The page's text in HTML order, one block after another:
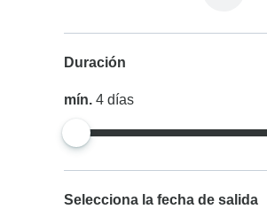
Duración
mín.4días
Selecciona la fecha de salida